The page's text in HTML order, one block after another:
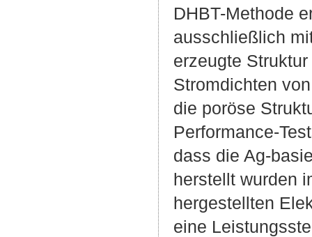
DHBT-Methode
ausschließlich
erzeugte
Stromdichten
die poröse
Performance-
dass die Ag-
herstellt wurden
hergestellten
eine